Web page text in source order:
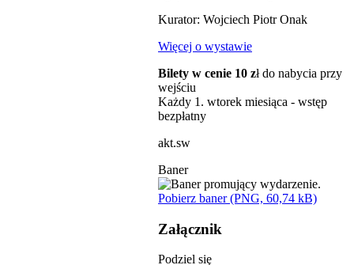
Kurator: Wojciech Piotr Onak
Więcej o wystawie
Bilety w cenie 10 zł do nabycia przy
wejściu
Każdy 1. wtorek miesiąca - wstęp
bezpłatny
akt.sw
Baner
Pobierz baner (PNG, 60,74 kB)
Załącznik
Podziel się